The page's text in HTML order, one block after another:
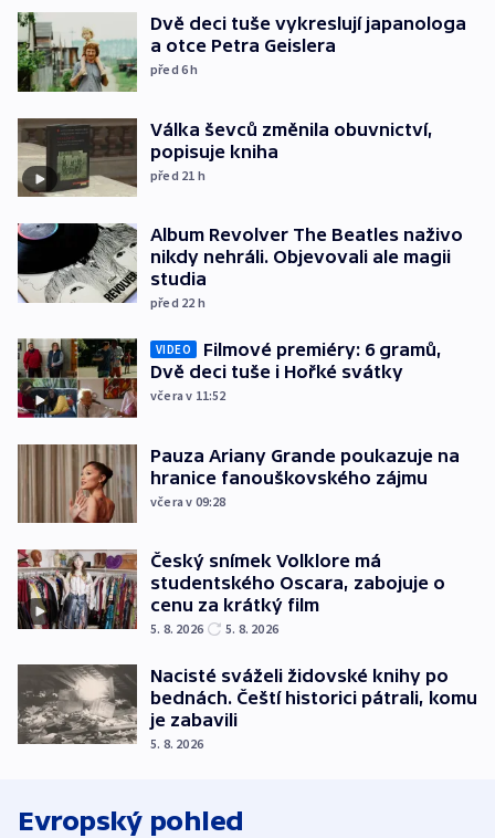
Dvě deci tuše vykreslují japanologa
a otce Petra Geislera
před 6h
Válka ševců změnila obuvnictví,
popisuje kniha
před 21 h
Album Revolver The Beatles naživo
nikdy nehráli. Objevovali ale magii
studia
před 22 h
VIDEO
Filmové premiéry: 6 gramů,
Dvě deci tuše i Hořké svátky
včera v 11:52
Pauza Ariany Grande poukazuje na
hranice fanouškovského zájmu
včera v 09:28
Český snímek Volklore má
studentského Oscara, zabojuje o
cenu za krátký film
5. 8. 2026 5. 8. 2026
Nacisté sváželi židovské knihy po
bednách. Čeští historici pátrali, komu
je zabavili
5. 8. 2026
Evropský pohled